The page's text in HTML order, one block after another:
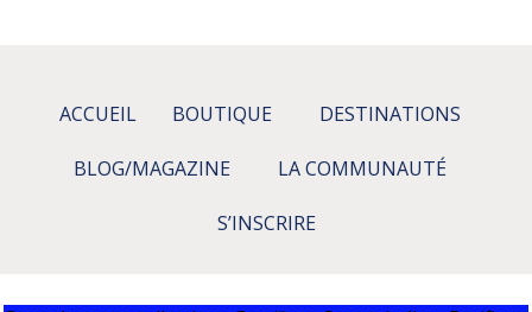
ACCUEIL BOUTIQUE DESTINATIONS
BLOG/MAGAZINE LA COMMUNAUTÉ
S’INSCRIRE